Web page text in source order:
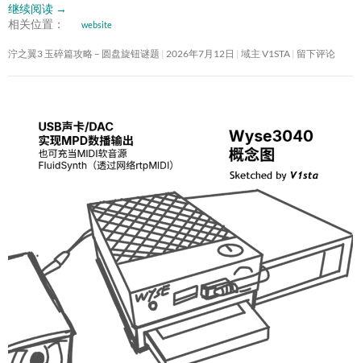
继续阅读 →
相关位置：
website
泞之翼3 玉碎篇攻略 – 圆盘旋钮谜题 2026年7月12日 域主 V1STA 留下评论